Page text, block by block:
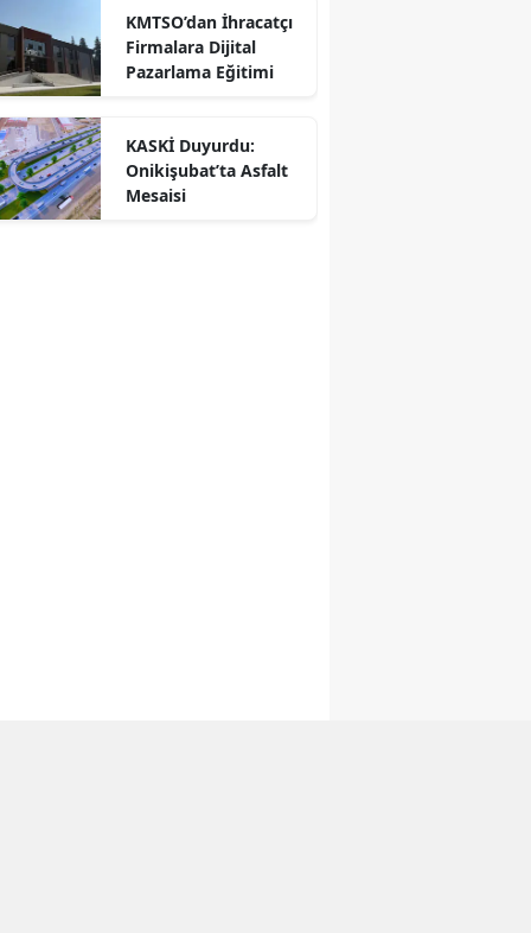
KMTSO’dan İhracatçı
Firmalara Dijital
Pazarlama Eğitimi
KASKİ Duyurdu:
Onikişubat’ta Asfalt
Mesaisi